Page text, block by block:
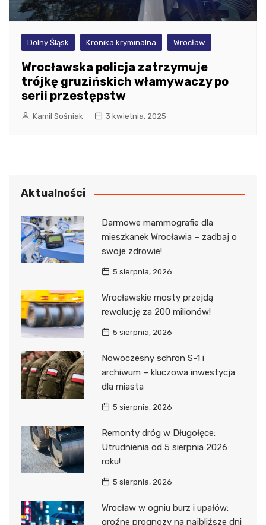
Dolny Śląsk Kronika kryminalna Wrocław
Wrocławska policja zatrzymuje
trójkę gruzińskich włamywaczy po
serii przestępstw
Kamil Sośniak 3 kwietnia, 2025
Aktualności
Darmowe mammografie dla
mieszkanek Wrocławia – zadbaj o
swoje zdrowie!
5 sierpnia, 2026
Wrocławskie mosty przejdą
rewolucję za 200 milionów!
5 sierpnia, 2026
Nowoczesny schron S-1 i
archiwum – kluczowa inwestycja
dla miasta
5 sierpnia, 2026
Remonty dróg w Długołęce:
Utrudnienia od 5 sierpnia 2026
roku!
5 sierpnia, 2026
Wrocław w ogniu burz i upałów:
groźne prognozy na najbliższe dni